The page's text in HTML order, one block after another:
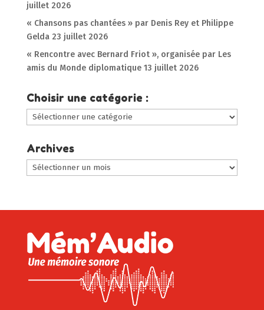
juillet 2026
« Chansons pas chantées » par Denis Rey et Philippe
Gelda 23 juillet 2026
« Rencontre avec Bernard Friot », organisée par Les
amis du Monde diplomatique 13 juillet 2026
Choisir une catégorie :
Choisir
une
catégorie
:
Archives
Archives